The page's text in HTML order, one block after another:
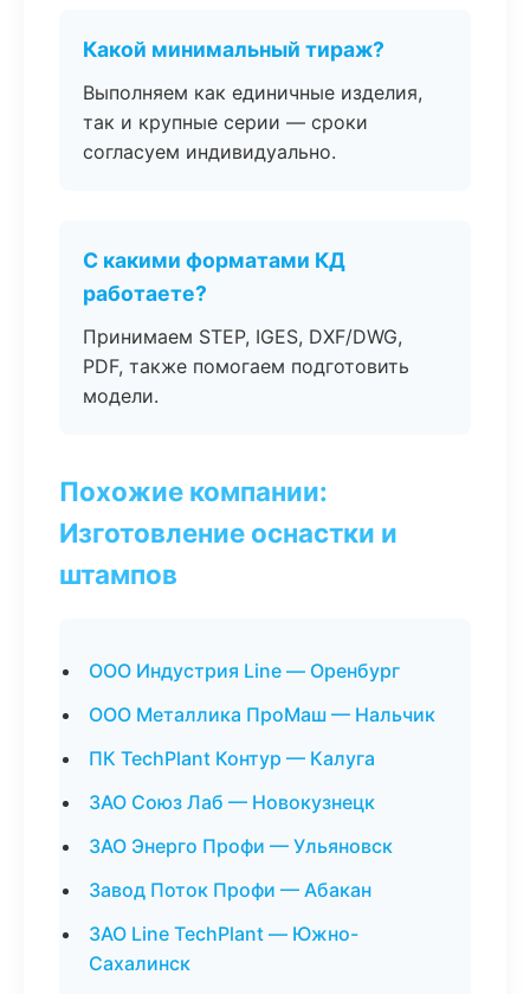
Какой минимальный тираж?
Выполняем как единичные изделия,
так и крупные серии — сроки
согласуем индивидуально.
С какими форматами КД
работаете?
Принимаем STEP, IGES, DXF/DWG,
PDF, также помогаем подготовить
модели.
Похожие компании:
Изготовление оснастки и
штампов
ООО Индустрия Line — Оренбург
ООО Металлика ПроМаш — Нальчик
ПК TechPlant Контур — Калуга
ЗАО Союз Лаб — Новокузнецк
ЗАО Энерго Профи — Ульяновск
Завод Поток Профи — Абакан
ЗАО Line TechPlant — Южно-
Сахалинск